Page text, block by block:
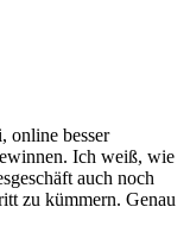
online besser
Ich weiß, wie
auch noch
zu kümmern. Genau